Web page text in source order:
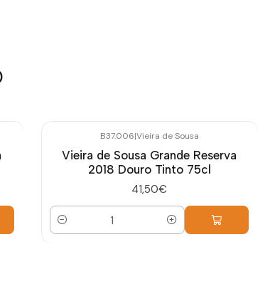
B37.006|Vieira de Sousa
Vieira de Sousa Grande Reserva
2018 Douro Tinto 75cl
41,50€
Quantidade